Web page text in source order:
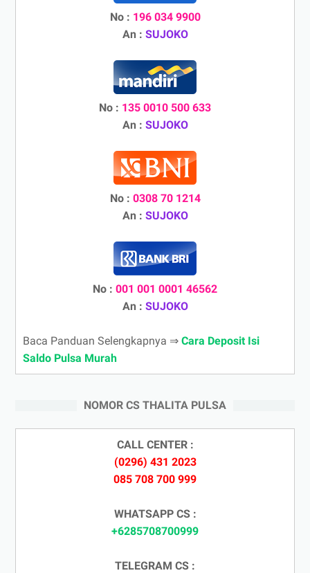
No : 196 034 9900
An : SUJOKO
No : 135 0010 500 633
An : SUJOKO
No : 0308 70 1214
An : SUJOKO
No : 001 001 0001 46562
An : SUJOKO
Baca Panduan Selengkapnya ⇒ Cara Deposit Isi
Saldo Pulsa Murah
NOMOR CS THALITA PULSA
CALL CENTER :
(0296) 431 2023
085 708 700 999
WHATSAPP CS :
+6285708700999
TELEGRAM CS :